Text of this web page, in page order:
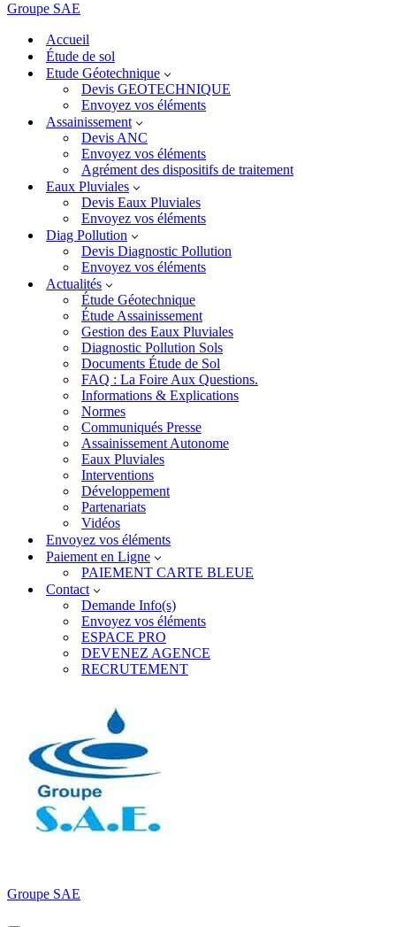
Groupe SAE
Accueil
Étude de sol
Etude Géotechnique
Devis GEOTECHNIQUE
Envoyez vos éléments
Assainissement
Devis ANC
Envoyez vos éléments
Agrément des dispositifs de traitement
Eaux Pluviales
Devis Eaux Pluviales
Envoyez vos éléments
Diag Pollution
Devis Diagnostic Pollution
Envoyez vos éléments
Actualités
Étude Géotechnique
Étude Assainissement
Gestion des Eaux Pluviales
Diagnostic Pollution Sols
Documents Étude de Sol
FAQ : La Foire Aux Questions.
Informations & Explications
Normes
Communiqués Presse
Assainissement Autonome
Eaux Pluviales
Interventions
Développement
Partenariats
Vidéos
Envoyez vos éléments
Paiement en Ligne
PAIEMENT CARTE BLEUE
Contact
Demande Info(s)
Envoyez vos éléments
ESPACE PRO
DEVENEZ AGENCE
RECRUTEMENT
Groupe SAE